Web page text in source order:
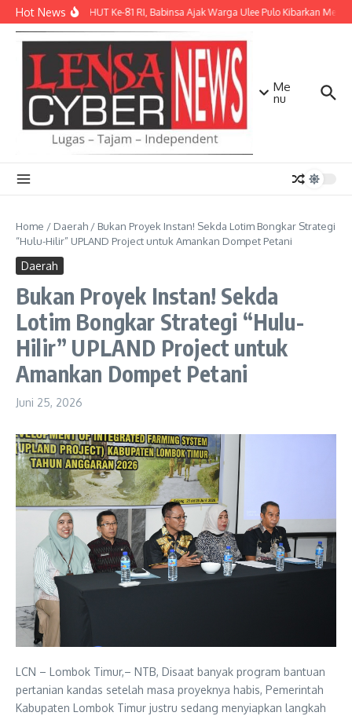
Lewati ke konten
Hot NewsSambut HUT Ke-81 RI, Babinsa Ajak Warga Ulee Pulo Kibarkan Merah
Me
nu
Home / Daerah / Bukan Proyek Instan! Sekda Lotim Bongkar Strategi
“Hulu-Hilir” UPLAND Project untuk Amankan Dompet Petani
Daerah
Bukan Proyek Instan! Sekda
Lotim Bongkar Strategi “Hulu-
Hilir” UPLAND Project untuk
Amankan Dompet Petani
Juni 25, 2026
LCN – Lombok Timur,– NTB, Disaat banyak program bantuan
pertanian kandas setelah masa proyeknya habis, Pemerintah
Kabupaten Lombok Timur justru sedang menyiapkan langkah